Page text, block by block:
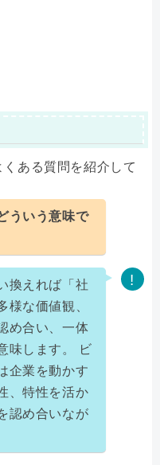
ある質問を紹介して
ういう意味で
換えれば「社
様な価値観、
め合い、一体
味します。 ビ
企業を動かす
、特性を活か
認め合いなが